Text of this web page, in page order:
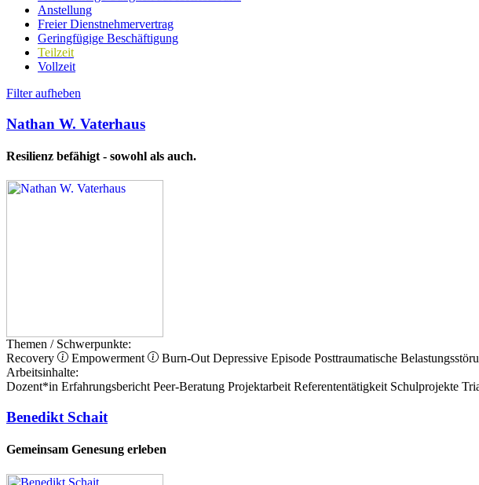
Anstellung
Freier Dienstnehmervertrag
Geringfügige Beschäftigung
Teilzeit
Vollzeit
Filter aufheben
Nathan W. Vaterhaus
Resilienz befähigt - sowohl als auch.
Themen / Schwerpunkte:
Recovery
Empowerment Burn-Out Depressive Episode Posttraumatische
Arbeitsinhalte:
Dozent*in Erfahrungsbericht Peer-Beratung Projektarbeit Referententätigkeit Schulprojekte
Benedikt Schait
Gemeinsam Genesung erleben